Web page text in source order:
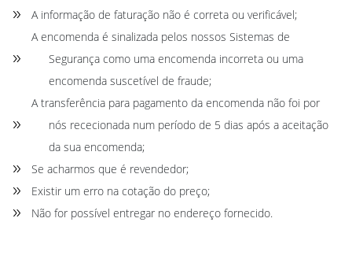
A informação de faturação não é correta ou verificável;
A encomenda é sinalizada pelos nossos Sistemas de
Segurança como uma encomenda incorreta ou uma
encomenda suscetível de fraude;
A transferência para pagamento da encomenda não foi por
nós rececionada num período de 5 dias após a aceitação
da sua encomenda;
Se acharmos que é revendedor;
Existir um erro na cotação do preço;
Não for possível entregar no endereço fornecido.